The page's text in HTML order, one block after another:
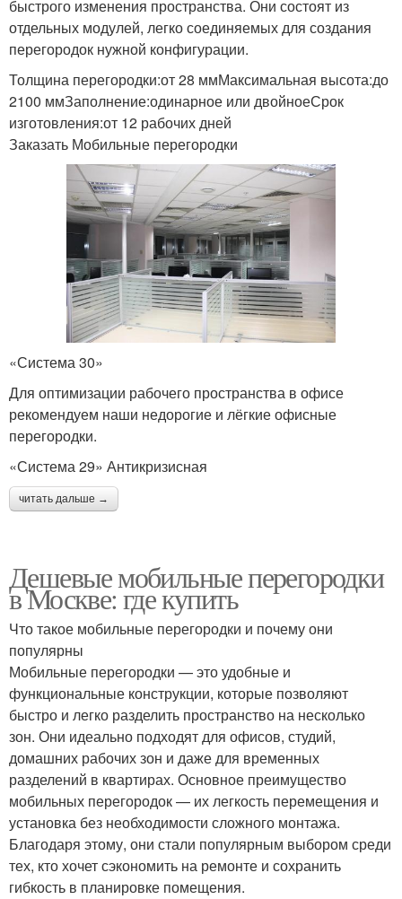
быстрого изменения пространства. Они состоят из
отдельных модулей, легко соединяемых для создания
перегородок нужной конфигурации.
Толщина перегородки:от 28 ммМаксимальная высота:до
2100 ммЗаполнение:одинарное или двойноеСрок
изготовления:от 12 рабочих дней
Заказать Мобильные перегородки
«Система 30»
Для оптимизации рабочего пространства в офисе
рекомендуем наши недорогие и лёгкие офисные
перегородки.
«Система 29» Антикризисная
читать дальше →
Дешевые мобильные перегородки
в Москве: где купить
Что такое мобильные перегородки и почему они
популярны
Мобильные перегородки — это удобные и
функциональные конструкции, которые позволяют
быстро и легко разделить пространство на несколько
зон. Они идеально подходят для офисов, студий,
домашних рабочих зон и даже для временных
разделений в квартирах. Основное преимущество
мобильных перегородок — их легкость перемещения и
установка без необходимости сложного монтажа.
Благодаря этому, они стали популярным выбором среди
тех, кто хочет сэкономить на ремонте и сохранить
гибкость в планировке помещения.